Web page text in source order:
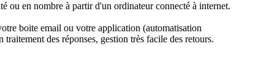
ou en nombre à partir d'un ordinateur connecté à internet.
boite email ou votre application (automatisation
traitement des réponses, gestion très facile des retours.